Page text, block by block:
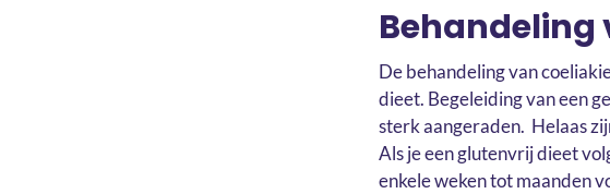
Behandeling
De behandeling van
dieet. Begeleiding van een
sterk aangeraden. Helaas
Als je een glutenvrij dieet
enkele weken tot maanden